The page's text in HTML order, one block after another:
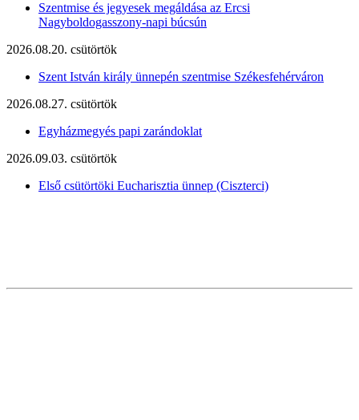
Szentmise és jegyesek megáldása az Ercsi
Nagyboldogasszony-napi búcsún
2026.08.20. csütörtök
Szent István király ünnepén szentmise Székesfehérváron
2026.08.27. csütörtök
Egyházmegyés papi zarándoklat
2026.09.03. csütörtök
Első csütörtöki Eucharisztia ünnep (Ciszterci)